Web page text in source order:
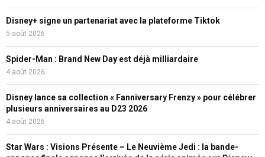
Disney+ signe un partenariat avec la plateforme Tiktok
5 août 2026
Spider-Man : Brand New Day est déjà milliardaire
4 août 2026
Disney lance sa collection « Fanniversary Frenzy » pour célébrer
plusieurs anniversaires au D23 2026
4 août 2026
Star Wars : Visions Présente – Le Neuvième Jedi : la bande-